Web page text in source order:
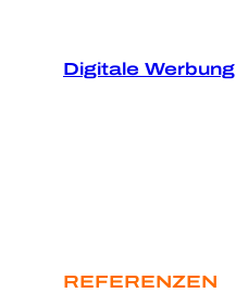
Digitale Werbung
REFERENZEN